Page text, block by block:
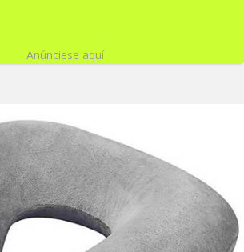
Anúnciese aquí